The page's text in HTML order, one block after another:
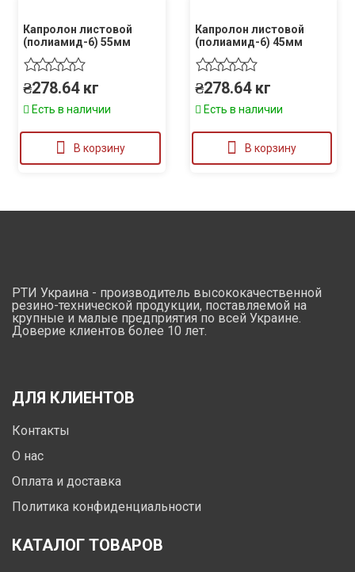
Капролон листовой
(полиамид-6) 55мм
₴278.64 кг
Есть в наличии
В корзину
Капролон листовой
(полиамид-6) 45мм
₴278.64 кг
Есть в наличии
В корзину
РТИ Украина - производитель высококачественной
резино-технической продукции, поставляемой на
крупные и малые предприятия по всей Украине.
Доверие клиентов более 10 лет.
ДЛЯ КЛИЕНТОВ
Контакты
О нас
Оплата и доставка
Политика конфиденциальности
КАТАЛОГ ТОВАРОВ